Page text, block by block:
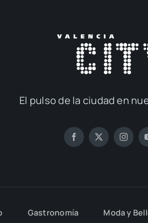
El pul­so de la ciu­dad en
Gas­tro­no­mía Moda y